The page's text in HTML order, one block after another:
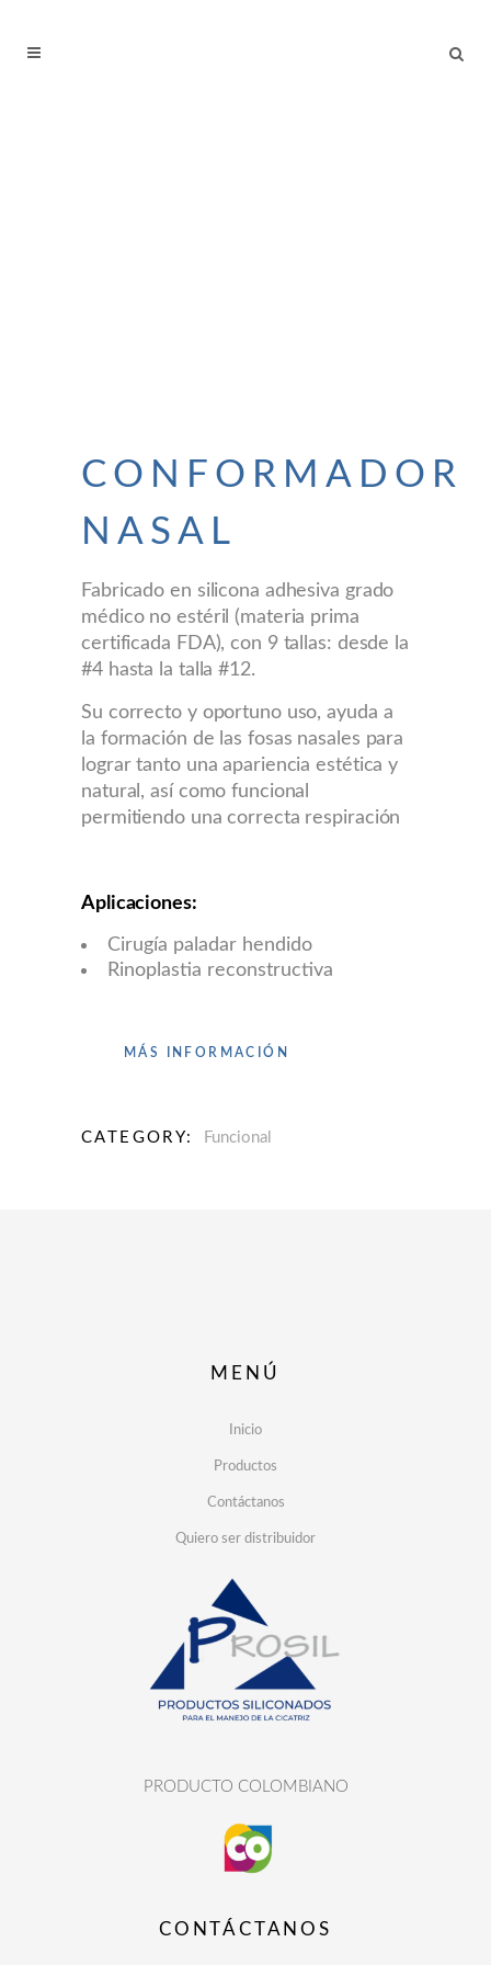
CONFORMADOR
NASAL
Fabricado en silicona adhesiva grado
médico no estéril (materia prima
certificada FDA), con 9 tallas: desde la
#4 hasta la talla #12.
Su correcto y oportuno uso, ayuda a
la formación de las fosas nasales para
lograr tanto una apariencia estética y
natural, así como funcional
permitiendo una correcta respiración
Aplicaciones:
Cirugía paladar hendido
Rinoplastia reconstructiva
MÁS INFORMACIÓN
CATEGORY: Funcional
MENÚ
Inicio
Productos
Contáctanos
Quiero ser distribuidor
PRODUCTO COLOMBIANO
CONTÁCTANOS